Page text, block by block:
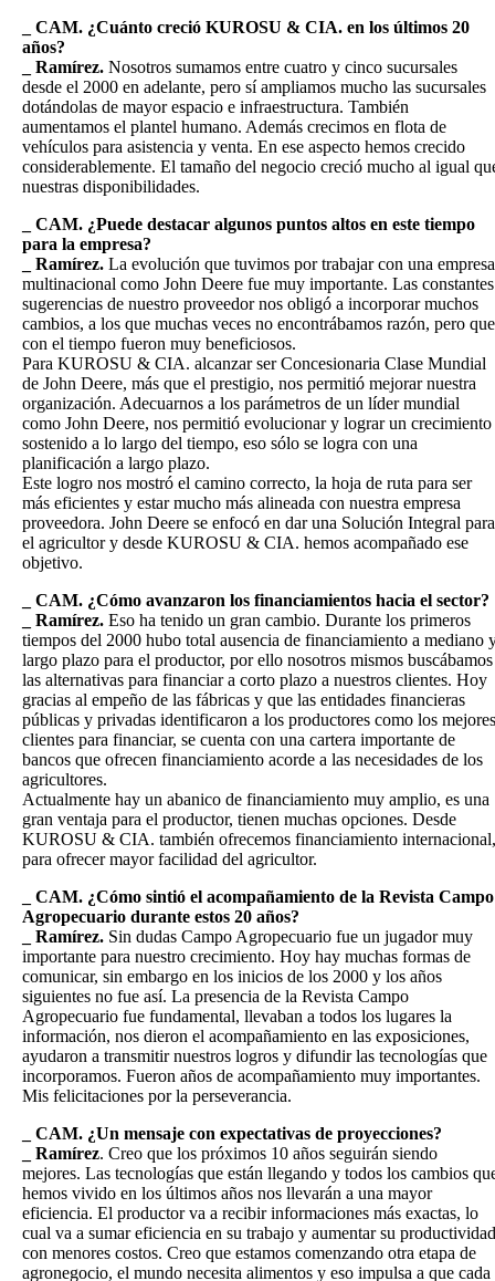
_ CAM. ¿Cuánto creció KUROSU & CIA. en los últimos 20
años?
_ Ramírez. Nosotros sumamos entre cuatro y cinco sucursales
desde el 2000 en adelante, pero sí ampliamos mucho las sucursales
dotándolas de mayor espacio e infraestructura. También
aumentamos el plantel humano. Además crecimos en flota de
vehículos para asistencia y venta. En ese aspecto hemos crecido
considerablemente. El tamaño del negocio creció mucho al igual
nuestras disponibilidades.
_ CAM. ¿Puede destacar algunos puntos altos en este tiempo
para la empresa?
_ Ramírez. La evolución que tuvimos por trabajar con una empresa
multinacional como John Deere fue muy importante. Las constantes
sugerencias de nuestro proveedor nos obligó a incorporar muchos
cambios, a los que muchas veces no encontrábamos razón, pero que
con el tiempo fueron muy beneficiosos.
Para KUROSU & CIA. alcanzar ser Concesionaria Clase Mundial
de John Deere, más que el prestigio, nos permitió mejorar nuestra
organización. Adecuarnos a los parámetros de un líder mundial
como John Deere, nos permitió evolucionar y lograr un crecimiento
sostenido a lo largo del tiempo, eso sólo se logra con una
planificación a largo plazo.
Este logro nos mostró el camino correcto, la hoja de ruta para ser
más eficientes y estar mucho más alineada con nuestra empresa
proveedora. John Deere se enfocó en dar una Solución Integral para
el agricultor y desde KUROSU & CIA. hemos acompañado ese
objetivo.
_ CAM. ¿Cómo avanzaron los financiamientos hacia el sector?
_ Ramírez. Eso ha tenido un gran cambio. Durante los primeros
tiempos del 2000 hubo total ausencia de financiamiento a mediano
largo plazo para el productor, por ello nosotros mismos buscábamos
las alternativas para financiar a corto plazo a nuestros clientes. Hoy
gracias al empeño de las fábricas y que las entidades financieras
públicas y privadas identificaron a los productores como los mejores
clientes para financiar, se cuenta con una cartera importante de
bancos que ofrecen financiamiento acorde a las necesidades de los
agricultores.
Actualmente hay un abanico de financiamiento muy amplio, es una
gran ventaja para el productor, tienen muchas opciones. Desde
KUROSU & CIA. también ofrecemos financiamiento internacional,
para ofrecer mayor facilidad del agricultor.
_ CAM. ¿Cómo sintió el acompañamiento de la Revista Campo
Agropecuario durante estos 20 años?
_ Ramírez. Sin dudas Campo Agropecuario fue un jugador muy
importante para nuestro crecimiento. Hoy hay muchas formas de
comunicar, sin embargo en los inicios de los 2000 y los años
siguientes no fue así. La presencia de la Revista Campo
Agropecuario fue fundamental, llevaban a todos los lugares la
información, nos dieron el acompañamiento en las exposiciones,
ayudaron a transmitir nuestros logros y difundir las tecnologías que
incorporamos. Fueron años de acompañamiento muy importantes.
Mis felicitaciones por la perseverancia.
_ CAM. ¿Un mensaje con expectativas de proyecciones?
_ Ramírez. Creo que los próximos 10 años seguirán siendo
mejores. Las tecnologías que están llegando y todos los cambios
hemos vivido en los últimos años nos llevarán a una mayor
eficiencia. El productor va a recibir informaciones más exactas, lo
cual va a sumar eficiencia en su trabajo y aumentar su productividad
con menores costos. Creo que estamos comenzando otra etapa de
agronegocio, el mundo necesita alimentos y eso impulsa a que cada